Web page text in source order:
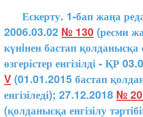
Ескерту. 1-бап жаңа
2006.03.02 № 130 (ресми
күнiнен бастап қолданысқа
өзгерістер енгізілді - ҚР
V (01.01.2015 бастап
енгізіледі); 27.12.2018 №
(қолданысқа енгізілу